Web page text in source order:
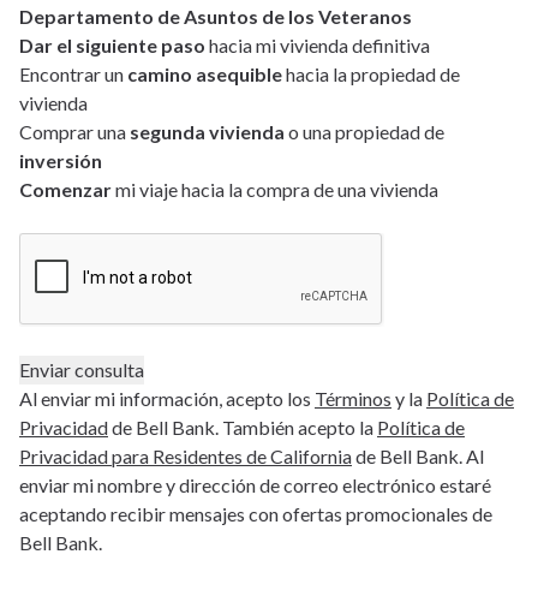
Departamento de Asuntos de los Veteranos
Dar el siguiente paso hacia mi vivienda definitiva
Encontrar un camino asequiblehacia la propiedad de
vivienda
Comprar una segunda vivienda o una propiedad de
inversión
Comenzarmi viaje hacia la compra de una vivienda
Al enviar mi información, acepto los Términos y la Política de
Privacidadde Bell Bank. También acepto la Política de
Privacidad para Residentes de Californiade Bell Bank. Al
enviar mi nombre y dirección de correo electrónico estaré
aceptando recibir mensajes con ofertas promocionales de
Bell Bank.